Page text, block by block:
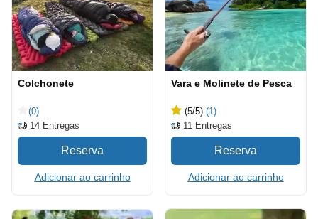
Colchonete
(0)
14 Entregas
Adicionar ao carrinho
Vara e Molinete de Pesca
(5/5) (1)
11 Entregas
Adicionar ao carrinho